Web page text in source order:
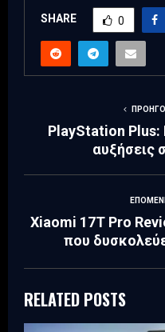
SHARE 0
PlayStation Plus:
αυξήσεις
Xiaomi 17T Pro
που
RELATED POSTS